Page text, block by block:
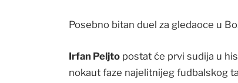
Posebno bitan duel za gledaoce u
Irfan Peljto postat će prvi sudija u
nokaut faze najelitnijeg fudbalskog